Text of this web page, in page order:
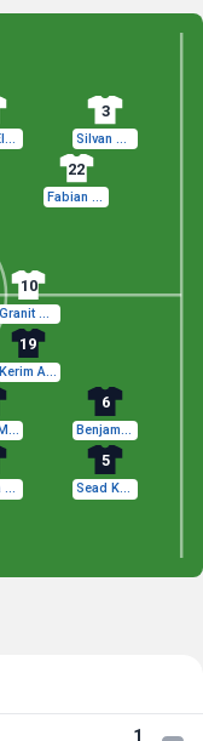
3
Silvan Widmer
Nico Elvedi
22
Fabian Rieder
10
Granit Xhaka
Nikola Katić
5
Sead Kolašinac
Amar Memić
6
Benjamin Tahirović
19
Kerim Alajbegović
1